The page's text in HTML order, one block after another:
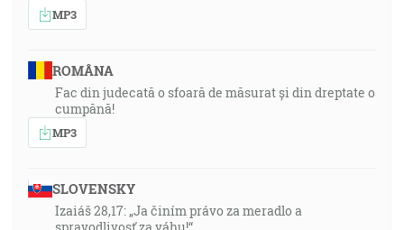
MP3
ROMÂNA
Fac din judecată o sfoară de măsurat și din dreptate o
cumpănă!
MP3
SLOVENSKY
Izaiáš 28,17: „Ja činím právo za meradlo a